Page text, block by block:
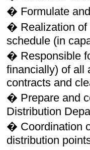
� Formulate
� Realization of
schedule (in
� Responsible
financially) of all
contracts and
� Prepare and
Distribution
� Coordination
distribution